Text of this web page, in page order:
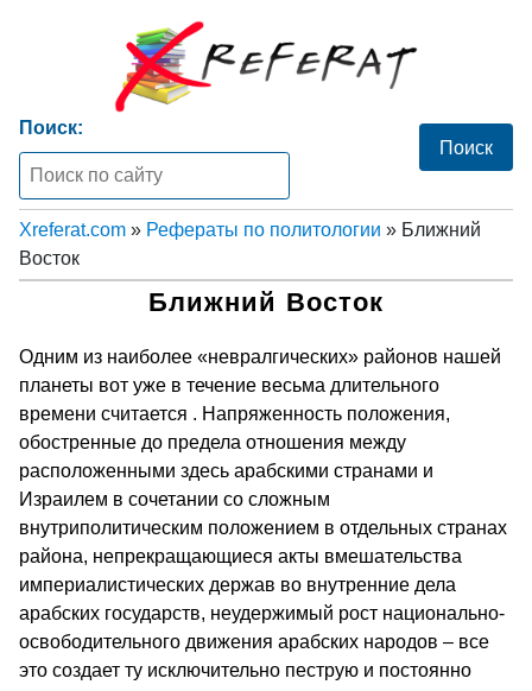
Поиск:
Xreferat.com » Рефераты по политологии » Ближний
Восток
Ближний Восток
Одним из наиболее «невралгических» районов нашей
планеты вот уже в течение весьма длительного
времени считается . Напряженность положения,
обостренные до предела отношения между
расположенными здесь арабскими странами и
Израилем в сочетании со сложным
внутриполитическим положением в отдельных странах
района, непрекращающиеся акты вмешательства
империалистических держав во внутренние дела
арабских государств, неудержимый рост национально-
освободительного движения арабских народов – все
это создает ту исключительно пеструю и постоянно